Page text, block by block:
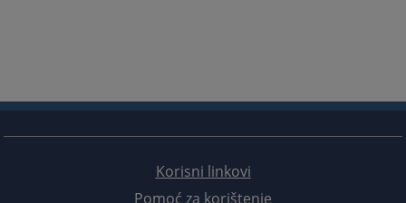
Korisni linkovi
Pomoć za korištenje